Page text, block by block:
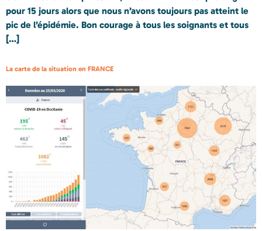
pour 15 jours alors que nous n’avons toujours pas atteint le
pic de l’épidémie. Bon courage à tous les soignants et tous
[…]
La carte de la situation en FRANCE